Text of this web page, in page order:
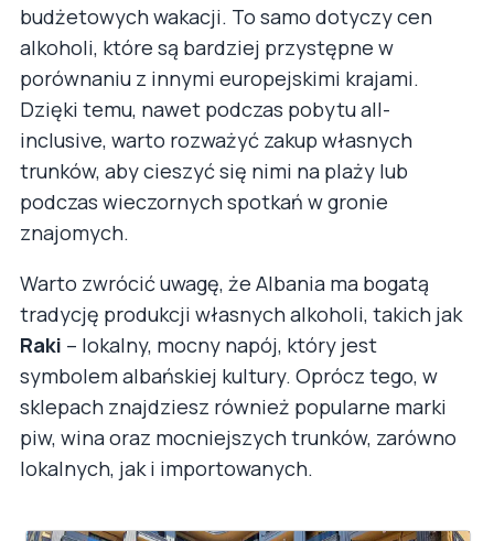
budżetowych wakacji. To samo dotyczy cen
alkoholi, które są bardziej przystępne w
porównaniu z innymi europejskimi krajami.
Dzięki temu, nawet podczas pobytu all-
inclusive, warto rozważyć zakup własnych
trunków, aby cieszyć się nimi na plaży lub
podczas wieczornych spotkań w gronie
znajomych.
Warto zwrócić uwagę, że Albania ma bogatą
tradycję produkcji własnych alkoholi, takich jak
Raki – lokalny, mocny napój, który jest
symbolem albańskiej kultury. Oprócz tego, w
sklepach znajdziesz również popularne marki
piw, wina oraz mocniejszych trunków, zarówno
lokalnych, jak i importowanych.